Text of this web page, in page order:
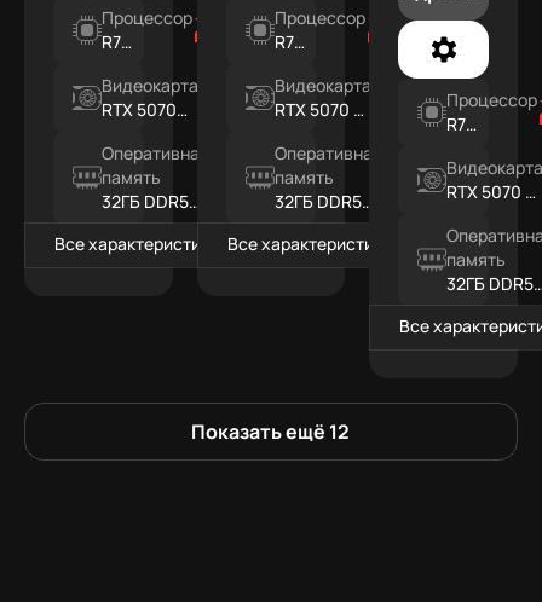
Показать ещё 12
Процессор
R7
Видеокарта
RTX 5070
Оперативная
память
32ГБ DDR5
RGB
Все характеристики
Процессор
R7
Видеокарта
RTX 5070 Ti
Оперативная
память
32ГБ DDR5
RGB
Все характеристики
Процессор
R7
RTX 5070 Ti
память
32ГБ DDR5
RGB
Все